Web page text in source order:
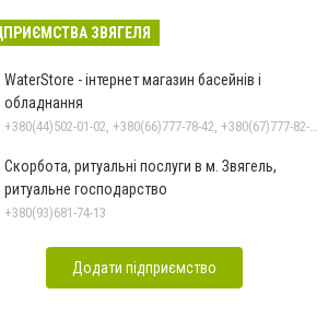
ЗВЯГЕЛЯ
WaterStore - інтернет магазин басейнів і
обладнання
+380(44)502-01-02, +380(66)777-78-42, +380(67)777-82-19, +380(67)890-80-80, +380(73)890-80-80, +380(44)502-01-03
Скорбота, ритуальні послуги в м. Звягель,
ритуальне господарство
+380(93)681-74-13
Додати підприємство